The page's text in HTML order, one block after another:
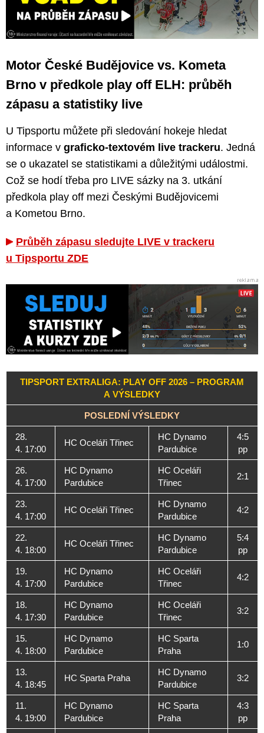
Motor České Budějovice vs. Kometa
Brno v předkole play off ELH: průběh
zápasu a statistiky live
U Tipsportu můžete při sledování hokeje hledat
informace v graficko-textovém live trackeru. Jedná
se o ukazatel se statistikami a důležitými událostmi.
Což se hodí třeba pro LIVE sázky na 3. utkání
předkola play off mezi Českými Budějovicemi
a Kometou Brno.
Průběh zápasu sledujte LIVE v trackeru
u Tipsportu ZDE
TIPSPORT EXTRALIGA: PLAY OFF 2026 – PROGRAM
A VÝSLEDKY
POSLEDNÍ VÝSLEDKY
28.
4. 17:00
HC Oceláři Třinec
HC Dynamo
Pardubice
4:5
pp
26.
4. 17:00
HC Dynamo
Pardubice
HC Oceláři
Třinec
2:1
23.
4. 17:00
HC Oceláři Třinec
HC Dynamo
Pardubice
4:2
22.
4. 18:00
HC Oceláři Třinec
HC Dynamo
Pardubice
5:4
pp
19.
4. 17:00
HC Dynamo
Pardubice
HC Oceláři
Třinec
4:2
18.
4. 17:30
HC Dynamo
Pardubice
HC Oceláři
Třinec
3:2
15.
4. 18:00
HC Dynamo
Pardubice
HC Sparta
Praha
1:0
13.
4. 18:45
HC Sparta Praha
HC Dynamo
Pardubice
3:2
11.
4. 19:00
HC Dynamo
Pardubice
HC Sparta
Praha
4:3
pp